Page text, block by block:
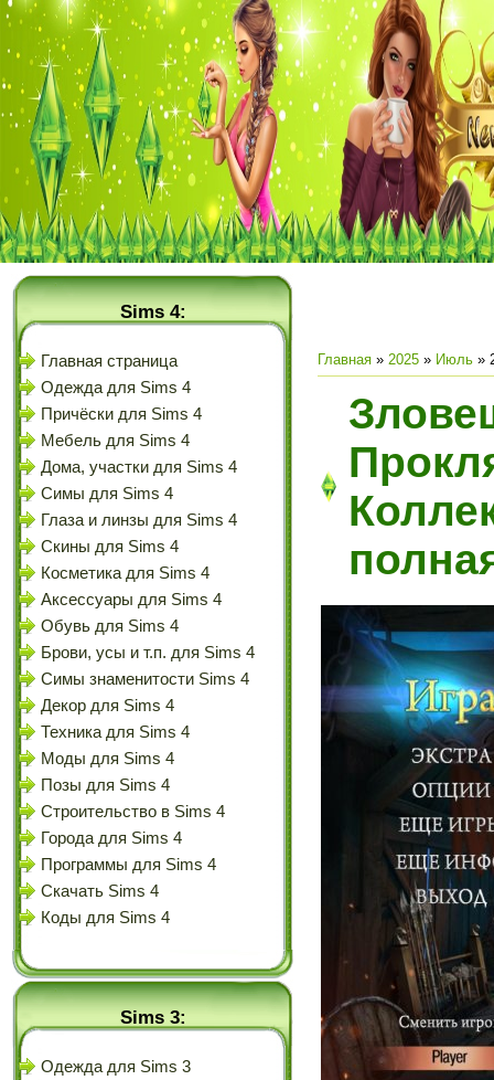
Sims 4:
Главная страница
Одежда для Sims 4
Причёски для Sims 4
Мебель для Sims 4
Дома, участки для Sims 4
Симы для Sims 4
Глаза и линзы для Sims 4
Скины для Sims 4
Косметика для Sims 4
Аксессуары для Sims 4
Обувь для Sims 4
Брови, усы и т.п. для Sims 4
Симы знаменитости Sims 4
Декор для Sims 4
Техника для Sims 4
Моды для Sims 4
Позы для Sims 4
Строительство в Sims 4
Города для Sims 4
Программы для Sims 4
Скачать Sims 4
Коды для Sims 4
Sims 3:
Одежда для Sims 3
Главная » 2025 » Июль »